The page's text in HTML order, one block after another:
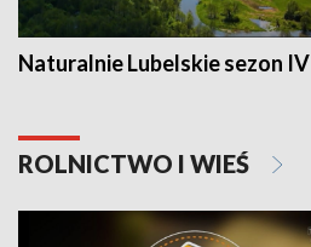
Naturalnie Lubelskie sezon IV
ROLNICTWO I WIEŚ